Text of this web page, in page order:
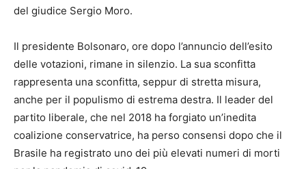
del giudice Sergio Moro.
Il presidente Bolsonaro, ore dopo l’annuncio dell’esito
delle votazioni, rimane in silenzio. La sua sconfitta
rappresenta una sconfitta, seppur di stretta misura,
anche per il populismo di estrema destra. Il leader del
partito liberale, che nel 2018 ha forgiato un’inedita
coalizione conservatrice, ha perso consensi dopo che il
Brasile ha registrato uno dei più elevati numeri di morti